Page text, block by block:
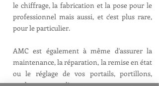
le chiffrage, la fabrication et la pose pour le
professionnel mais aussi, et c'est plus rare,
pour le particulier.
AMC est également à même d'assurer la
maintenance, la réparation, la remise en état
ou le réglage de vos portails, portillons,